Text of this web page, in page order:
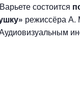
состоится
режиссёра А.